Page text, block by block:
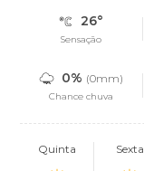
26°
Sensação
0% (0mm)
Chance chuva
Quinta Sexta